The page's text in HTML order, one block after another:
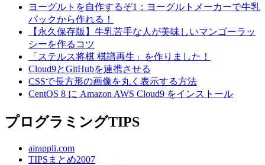
ヨーグルトを自作するぞ1：ヨーグルトメーカーで牛乳
パックから作れる！
【永久保存版】牛乳苦手な人が美味しいマンゴーラッ
シーを作るコツ
「ステルス将棋 棋譜再生」を作りました！
Cloud9とGitHubを連携させる
CSSで長方形の画像を丸く表示する方法
CentOS 8 に Amazon AWS Cloud9 をインストール
プログラミングTIPS
airappli.com
TIPSまとめ2007